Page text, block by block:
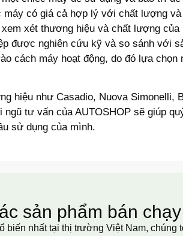
có giá cả hợp lý với chất lượng và
xét thương hiệu và chất lượng
được nghiên cứu kỹ và so sánh với
cách máy hoạt động, do đó lựa chọn
hiệu như Casadio, Nuova
tư vấn của AUTOSHOP sẽ giúp
sử dụng của mình.
sản phẩm bán chạy
nhất tại thị trường Việt Nam, chúng